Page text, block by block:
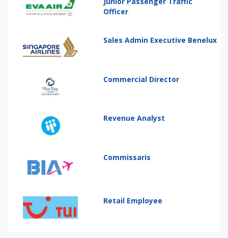
Officer
Sales Admin Executive Benelux
Commercial Director
Revenue Analyst
Commissaris
Retail Employee